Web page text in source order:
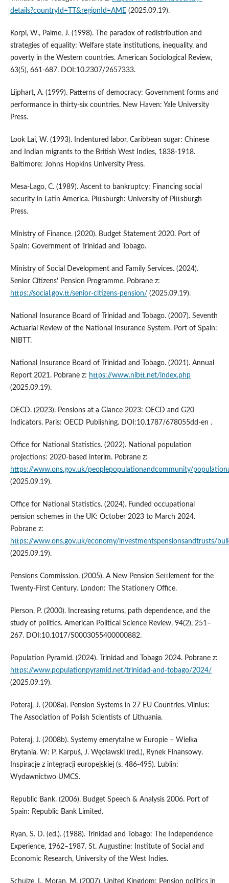
details?countryId=TT&regionId=AME(2025.09.19).
Korpi, W., Palme, J. (1998). The paradox of redistribution and
strategies of equality: Welfare state institutions, inequality, and
poverty in the Western countries. American Sociological Review,
63(5), 661-687. DOI:10.2307/2657333.
Lijphart, A. (1999). Patterns of democracy: Government forms and
performance in thirty-six countries. New Haven: Yale University
Press.
Look Lai, W. (1993). Indentured labor, Caribbean sugar: Chinese
and Indian migrants to the British West Indies, 1838-1918.
Baltimore: Johns Hopkins University Press.
Mesa-Lago, C. (1989). Ascent to bankruptcy: Financing social
security in Latin America. Pittsburgh: University of Pittsburgh
Press.
Ministry of Finance. (2020). Budget Statement 2020. Port of
Spain: Government of Trinidad and Tobago.
Ministry of Social Development and Family Services. (2024).
Senior Citizens' Pension Programme. Pobrane z:
https://social.gov.tt/senior-citizens-pension/ (2025.09.19).
National Insurance Board of Trinidad and Tobago. (2007). Seventh
Actuarial Review of the National Insurance System. Port of Spain:
NIBTT.
National Insurance Board of Trinidad and Tobago. (2021). Annual
Report 2021. Pobrane z: https://www.nibtt.net/index.php
(2025.09.19).
OECD. (2023). Pensions at a Glance 2023: OECD and G20
Indicators. Paris: OECD Publishing. DOI:10.1787/678055dd-en .
Office for National Statistics. (2022). National population
projections: 2020-based interim. Pobrane z:
https://www.ons.gov.uk/peoplepopulationandcommunity/
(2025.09.19).
Office for National Statistics. (2024). Funded occupational
pension schemes in the UK: October 2023 to March 2024.
Pobrane z:
https://www.ons.gov.uk/economy/investmentspensionsandtrusts/
(2025.09.19).
Pensions Commission. (2005). A New Pension Settlement for the
Twenty-First Century. London: The Stationery Office.
Pierson, P. (2000). Increasing returns, path dependence, and the
study of politics. American Political Science Review, 94(2), 251–
267. DOI:10.1017/S0003055400000882.
Population Pyramid. (2024). Trinidad and Tobago 2024. Pobrane z:
https://www.populationpyramid.net/trinidad-and-tobago/2024/
(2025.09.19).
Poteraj, J. (2008a). Pension Systems in 27 EU Countries. Vilnius:
The Association of Polish Scientists of Lithuania.
Poteraj, J. (2008b). Systemy emerytalne w Europie – Wielka
Brytania. W: P. Karpuś, J. Węcławski (red.), Rynek Finansowy.
Inspiracje z integracji europejskiej (s. 486-495). Lublin:
Wydawnictwo UMCS.
Republic Bank. (2006). Budget Speech & Analysis 2006. Port of
Spain: Republic Bank Limited.
Ryan, S. D. (ed.). (1988). Trinidad and Tobago: The Independence
Experience, 1962–1987. St. Augustine: Institute of Social and
Economic Research, University of the West Indies.
Schulze, I., Moran, M. (2007). United Kingdom: Pension politics in